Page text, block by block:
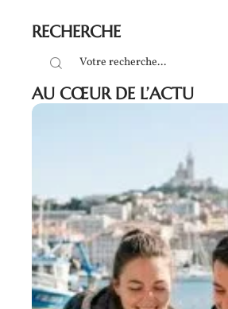
RECHERCHE
AU CŒUR DE L’ACTU